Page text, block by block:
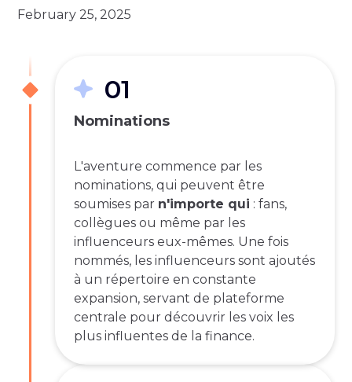
February 25, 2025
01
Nominations
L'aventure commence par les
nominations, qui peuvent être
soumises par n'importe qui : fans,
collègues ou même par les
influenceurs eux-mêmes. Une fois
nommés, les influenceurs sont ajoutés
à un répertoire en constante
expansion, servant de plateforme
centrale pour découvrir les voix les
plus influentes de la finance.